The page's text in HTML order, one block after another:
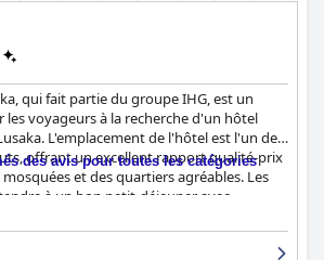
qui fait partie du groupe IHG, est un
les voyageurs à la recherche d'un hôtel
L'emplacement de l'hôtel est l'un de
offrant un excellent rapport qualité-prix
et des quartiers agréables. Les
à un bon petit-déjeuner avec
qu'il ne soit peut-être pas inclus dans le
sont très appréciées pour leur
modernes et leurs lits confortables,
des avis pour toutes les catégories